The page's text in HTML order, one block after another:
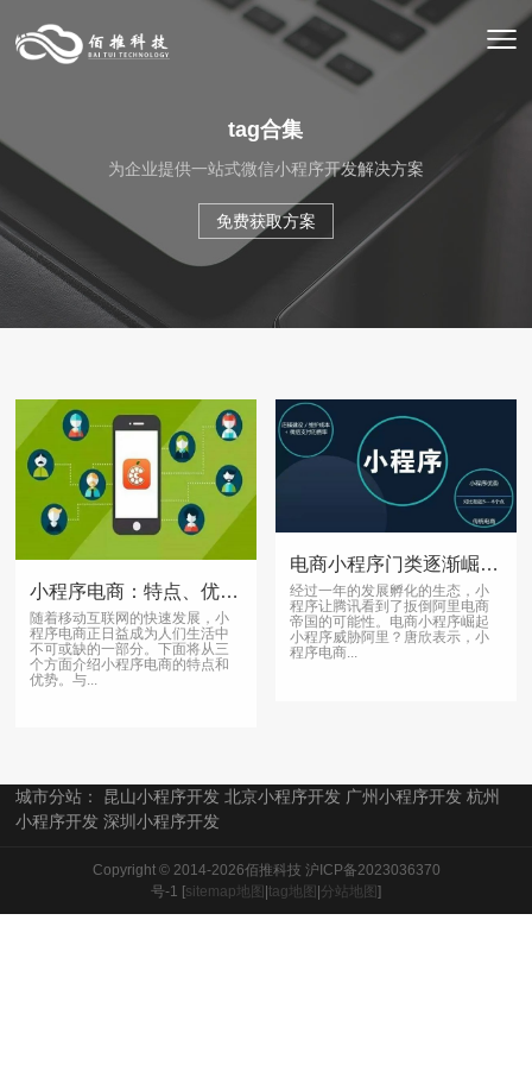
tag合集
为企业提供一站式微信小程序开发解决方案
免费获取方案
小程序电商：特点、优势、突破
随着移动互联网的快速发展，小
程序电商正日益成为人们生活中
不可或缺的一部分。下面将从三
个方面介绍小程序电商的特点和
优势。与...
电商小程序门类逐渐崛起：西柚集和靠谱
经过一年的发展孵化的生态，小
程序让腾讯看到了扳倒阿里电商
帝国的可能性。电商小程序崛起
小程序威胁阿里？唐欣表示，小
程序电商...
城市分站： 昆山小程序开发 北京小程序开发 广州小程序开发 杭州
小程序开发 深圳小程序开发
Copyright © 2014-2026佰推科技 沪ICP备2023036370
号-1 [sitemap地图 |tag地图 |分站地图 ]